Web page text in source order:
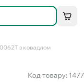
з ковадлом
Код товару: 1477